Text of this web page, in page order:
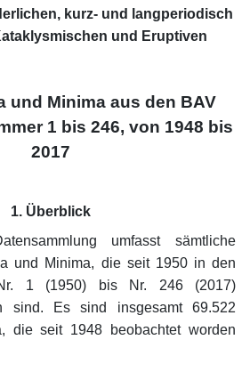
kurz- und langperiodisch
und Eruptiven
und Minima aus den BAV
1 bis 246, von 1948 bis
2017
1. Überblick
umfasst sämtliche
und Minima, die seit 1950 in den
1 (1950) bis Nr. 246 (2017)
sind. Es sind insgesamt 69.522
die seit 1948 beobachtet worden